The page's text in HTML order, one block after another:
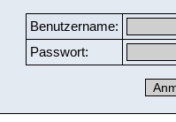
Benutzername:
Passwort: